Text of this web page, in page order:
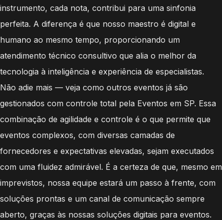
instrumento, cada nota, contribui para uma sinfonia
perfeita. A diferença é que nosso maestro é digital e
humano ao mesmo tempo, proporcionando um
atendimento técnico consultivo que alia o melhor da
tecnologia à inteligência e experiência de especialistas.
Não adie mais — veja como outros eventos já são
gestionados com controle total pela Eventos em SP. Essa
combinação de agilidade e controle é o que permite que
eventos complexos, com diversas camadas de
fornecedores e expectativas elevadas, sejam executados
com uma fluidez admirável. É a certeza de que, mesmo em
imprevistos, nossa equipe estará um passo à frente, com
soluções prontas e um canal de comunicação sempre
aberto, graças às nossas soluções digitais para eventos.